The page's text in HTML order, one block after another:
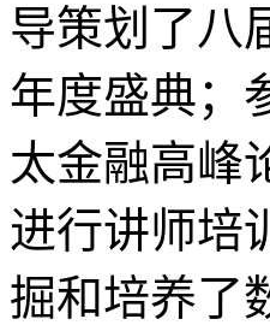
导策划了八
年度盛典；
太金融高峰
进行讲师培
掘和培养了